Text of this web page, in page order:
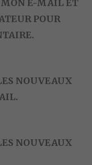
MON E-MAIL ET
POUR
NOUVEAUX
NOUVEAUX